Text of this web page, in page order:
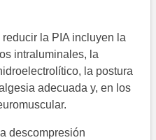
la PIA incluyen la
intraluminales, la
la postura
adecuada y, en los
descompresión